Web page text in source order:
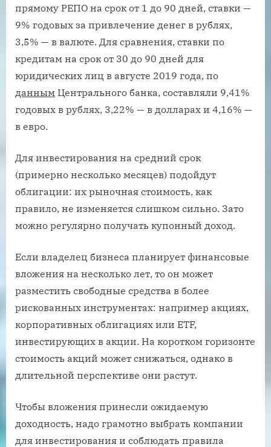
прямому РЕПО на срок от 1 до 90 дней, ставки —
9% годовых за привлечение денег в рублях,
3,5% — в валюте. Для сравнения, ставки по
кредитам на срок от 30 до 90 дней для
юридических лиц в августе 2019 года, по
данным Центрального банка, составляли 9,41%
годовых в рублях, 3,22% — в долларах и 4,16% —
в евро.
Для инвестирования на средний срок
(примерно несколько месяцев) подойдут
облигации: их рыночная стоимость, как
правило, не изменяется слишком сильно. Зато
можно регулярно получать купонный доход.
Если владелец бизнеса планирует финансовые
вложения на несколько лет, то он может
разместить свободные средства в более
рискованных инструментах: например акциях,
корпоративных облигациях или ETF,
инвестирующих в акции. На коротком горизонте
стоимость акций может снижаться, однако в
длительной перспективе они растут.
Чтобы вложения принесли ожидаемую
доходность, надо грамотно выбрать компании
для инвестирования и соблюдать правила